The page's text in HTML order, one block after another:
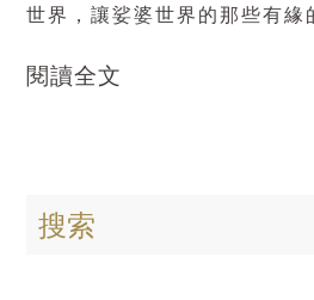
世界，讓娑婆世界的那些有
閱讀全文